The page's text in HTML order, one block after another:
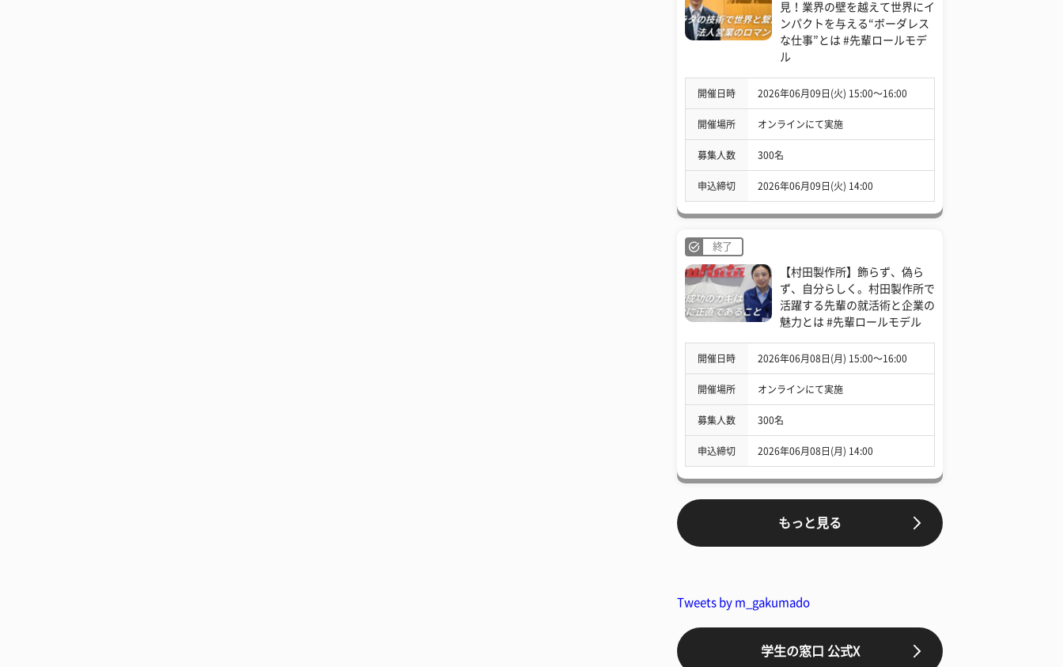
見！業界の壁を越えて世界にイ
ンパクトを与える“ボーダレス
な仕事”とは #先輩ロールモデ
ル
開催日時 2026年06月09日(火) 15:00〜16:00
開催場所 オンラインにて実施
募集人数 300名
申込締切 2026年06月09日(火) 14:00
終了
【村田製作所】飾らず、偽ら
ず、自分らしく。村田製作所で
活躍する先輩の就活術と企業の
魅力とは #先輩ロールモデル
開催日時 2026年06月08日(月) 15:00〜16:00
開催場所 オンラインにて実施
募集人数 300名
申込締切 2026年06月08日(月) 14:00
もっと見る
Tweets by m_gakumado
学生の窓口 公式X